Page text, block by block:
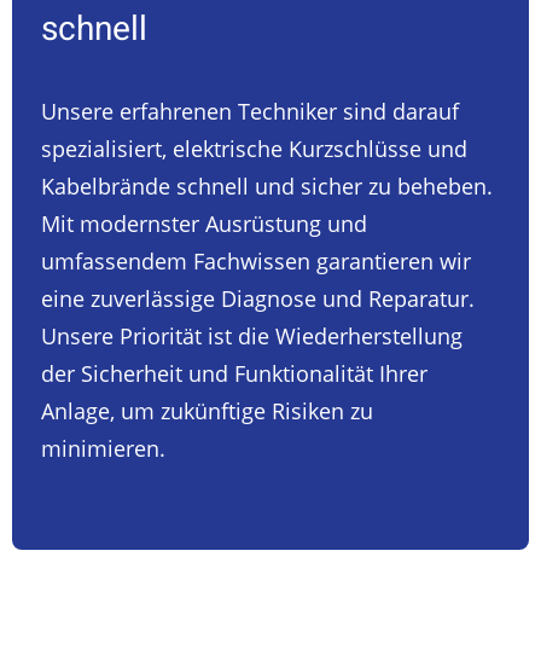
schnell
Unsere erfahrenen Techniker sind darauf
spezialisiert, elektrische Kurzschlüsse und
Kabelbrände schnell und sicher zu beheben.
Mit modernster Ausrüstung und
umfassendem Fachwissen garantieren wir
eine zuverlässige Diagnose und Reparatur.
Unsere Priorität ist die Wiederherstellung
der Sicherheit und Funktionalität Ihrer
Anlage, um zukünftige Risiken zu
minimieren.